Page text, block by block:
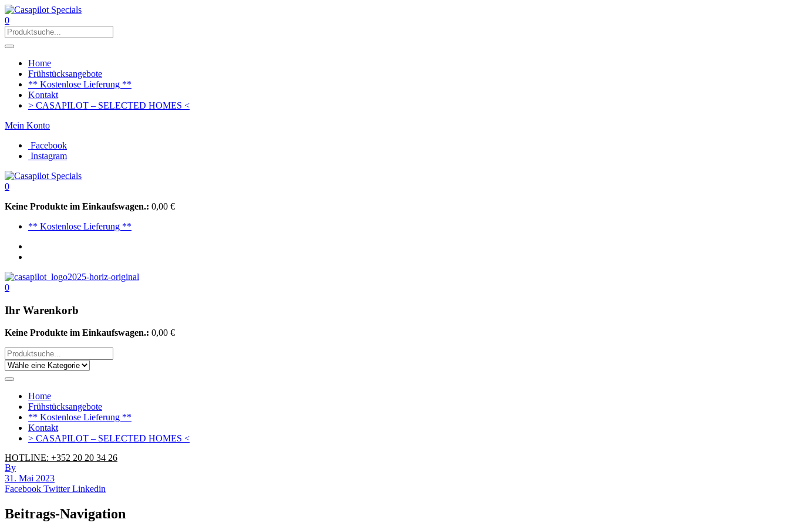
0
Home
Frühstücksangebote
** Kostenlose Lieferung **
Kontakt
> CASAPILOT – SELECTED HOMES <
Mein Konto
Facebook
Instagram
0
Keine Produkte im Einkaufswagen.: 0,00 €
** Kostenlose Lieferung **
0
Ihr Warenkorb
Keine Produkte im Einkaufswagen.: 0,00 €
Home
Frühstücksangebote
** Kostenlose Lieferung **
Kontakt
> CASAPILOT – SELECTED HOMES <
HOTLINE: +352 20 20 34 26
By
31. Mai 2023
Facebook TwitterLinkedin
Beitrags-Navigation